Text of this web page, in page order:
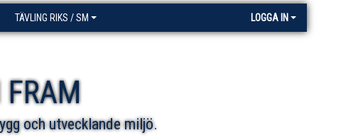
TÄVLING RIKS / SM LOGGA IN
och utvecklande miljö.